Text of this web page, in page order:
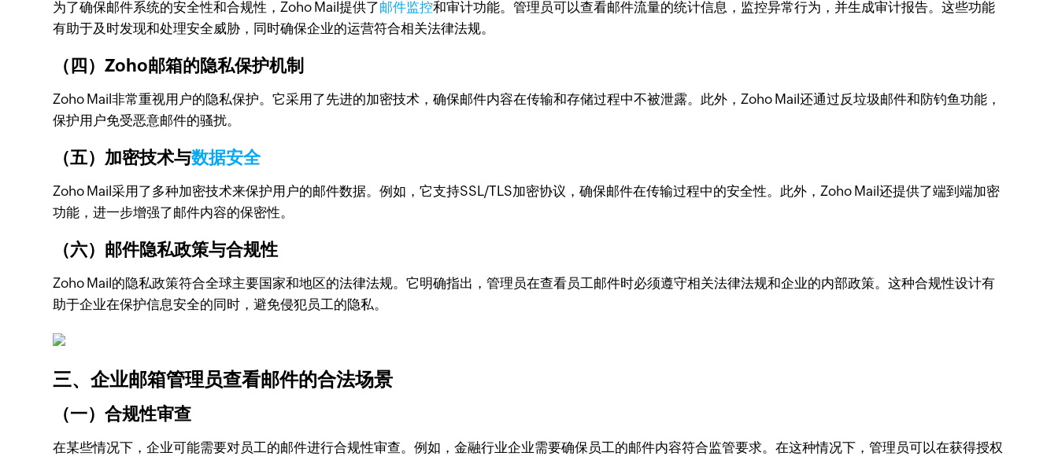
为了确保邮件系统的安全性和合规性，Zoho Mail提供了邮件监控和审计功能。管理员可以查看邮件流量的统计信息，监控异常行为，并生成审计报告。这些功能
有助于及时发现和处理安全威胁，同时确保企业的运营符合相关法律法规。
（四）Zoho邮箱的隐私保护机制
Zoho Mail非常重视用户的隐私保护。它采用了先进的加密技术，确保邮件内容在传输和存储过程中不被泄露。此外，Zoho Mail还通过反垃圾邮件和防钓鱼功能，
保护用户免受恶意邮件的骚扰。
（五）加密技术与数据安全
Zoho Mail采用了多种加密技术来保护用户的邮件数据。例如，它支持SSL/TLS加密协议，确保邮件在传输过程中的安全性。此外，Zoho Mail还提供了端到端加密
功能，进一步增强了邮件内容的保密性。
（六）邮件隐私政策与合规性
Zoho Mail的隐私政策符合全球主要国家和地区的法律法规。它明确指出，管理员在查看员工邮件时必须遵守相关法律法规和企业的内部政策。这种合规性设计有
助于企业在保护信息安全的同时，避免侵犯员工的隐私。
三、企业邮箱管理员查看邮件的合法场景
（一）合规性审查
在某些情况下，企业可能需要对员工的邮件进行合规性审查。例如，金融行业企业需要确保员工的邮件内容符合监管要求。在这种情况下，管理员可以在获得授权